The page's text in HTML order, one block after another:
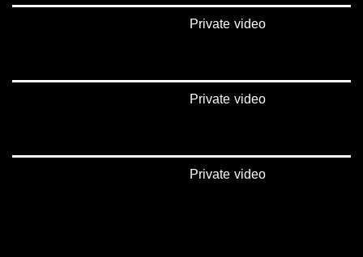
Private video
Private video
Private video